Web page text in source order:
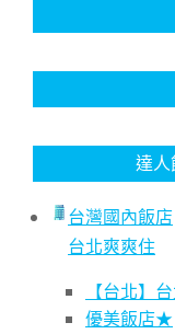
達
台灣國內飯店
台北爽爽住
【台北】
優美飯店★